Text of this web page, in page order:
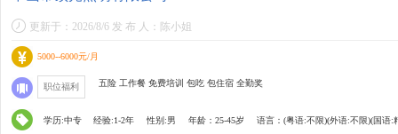
更新于：2026/8/6 发 布 人：陈小姐
5000--6000元/月
职位福利 五险 工作餐 免费培训 包吃 包住宿 全勤奖
学历:中专 经验:1-2年 性别:男 年龄：25-45岁 语言：(粤语:不限)(外语:不限)(国语: